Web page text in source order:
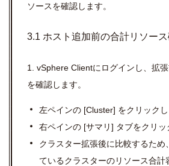
ソースを確認します。
3.1 ホスト追加前の合計リソー
1. vSphere Clientにログインし、拡
を確認します。
左ペインの [Cluster] をクリックし
右ペインの [サマリ] タブをクリッ
クラスター拡張後に比較するた
ているクラスターのリソース合計